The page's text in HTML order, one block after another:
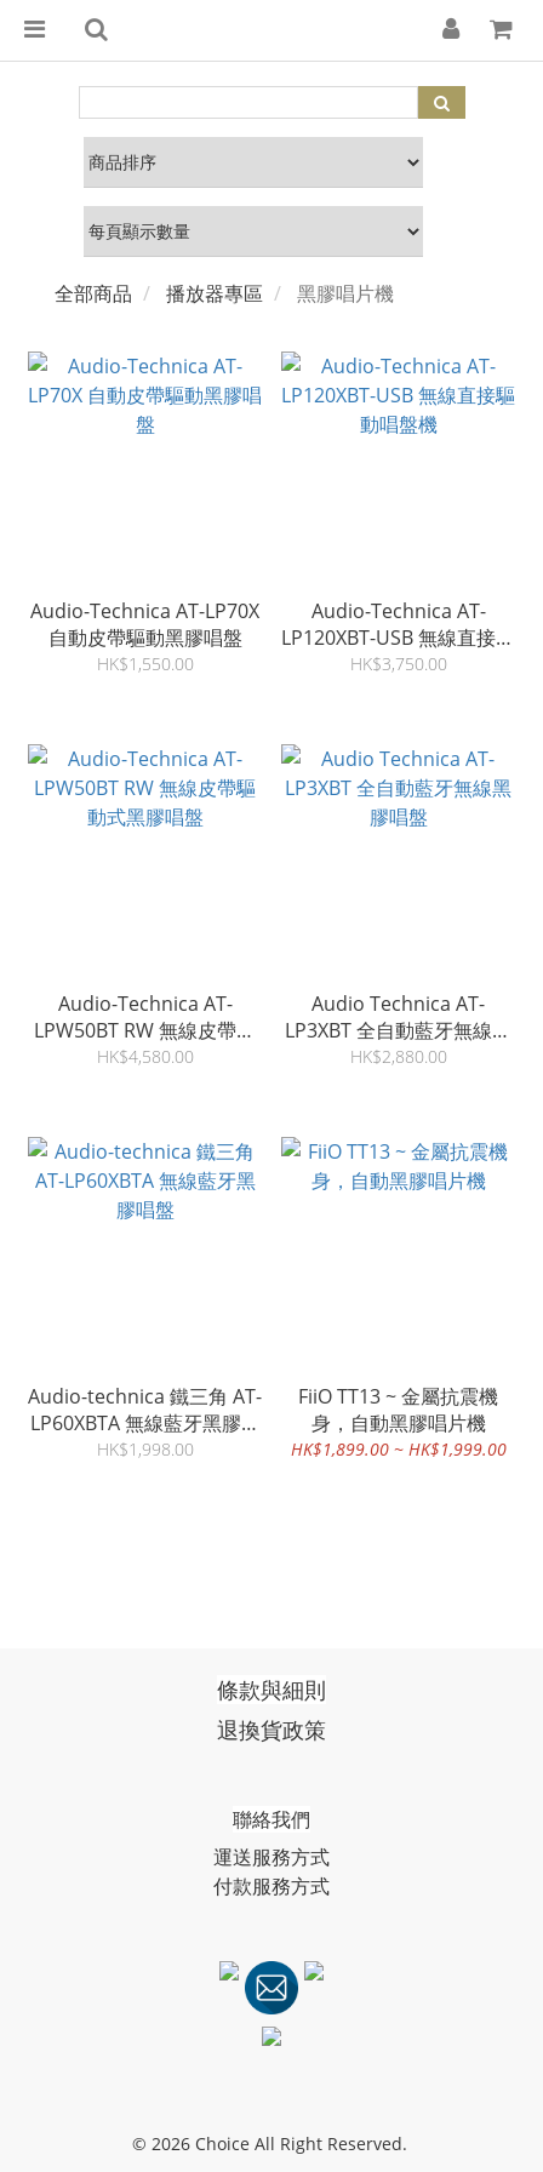
全部商品 播放器專區 黑膠唱片機
Audio-Technica AT-LP70X
自動皮帶驅動黑膠唱盤
HK$1,550.00
Audio-Technica AT-
LP120XBT-USB 無線直接驅
動唱盤機
HK$3,750.00
Audio-Technica AT-
LPW50BT RW 無線皮帶驅
動式黑膠唱盤
HK$4,580.00
Audio Technica AT-
LP3XBT 全自動藍牙無線黑
膠唱盤
HK$2,880.00
Audio-technica 鐵三角 AT-
LP60XBTA 無線藍牙黑膠唱
盤
HK$1,998.00
FiiO TT13 ~ 金屬抗震機
身，自動黑膠唱片機
HK$1,899.00 ~ HK$1,999.00
條款與細則
退換貨政策
聯絡我們
運送服務方式
付款服務方式
© 2026 Choice All Right Reserved.